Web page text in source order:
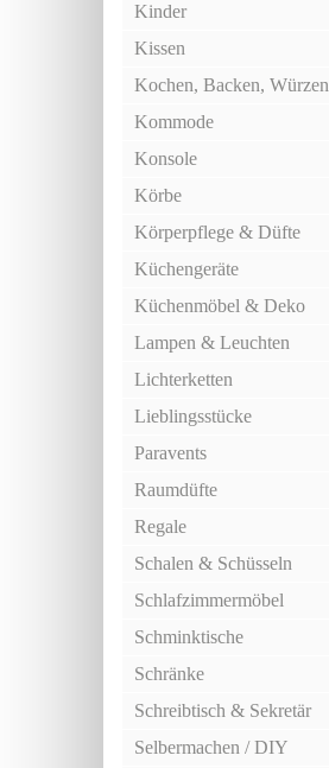
Kinder
Kissen
Kochen, Backen, Würzen
Kommode
Konsole
Körbe
Körperpflege & Düfte
Küchengeräte
Küchenmöbel & Deko
Lampen & Leuchten
Lichterketten
Lieblingsstücke
Paravents
Raumdüfte
Regale
Schalen & Schüsseln
Schlafzimmermöbel
Schminktische
Schränke
Schreibtisch & Sekretär
Selbermachen / DIY